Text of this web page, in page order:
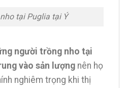
tại Puglia tại Ý
người trồng nho tại
vào sản lượng nên họ
nghiêm trọng khi thị